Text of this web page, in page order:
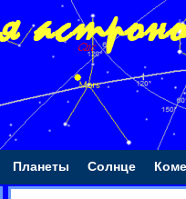
Планеты Солнце